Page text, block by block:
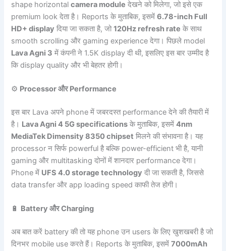
shape horizontalcamera module देखने को मिलेगा, जो इसे एक
premium look देता है। Reports के मुताबिक, इसमें6.78-inch Full
HD+ display दिया जा सकता है, जो120Hz refresh rate के साथ
smooth scrolling और gaming experience देगा। पिछले model
Lava Agni 3 में कंपनी ने 1.5K display दी थी, इसलिए इस बार उम्मीद है
कि display quality और भी बेहतर होगी।
⚙️ Processor और Performance
इस बार Lava अपने phone में जबरदस्त performance देने की तैयारी में
है। Lava Agni 4 5G specifications के मुताबिक, इसमें4nm
MediaTek Dimensity 8350 chipset मिलने की संभावना है। यह
processor न सिर्फ powerful है बल्कि power-efficient भी है, यानी
gaming और multitasking दोनों में शानदार performance देगा।
Phone में UFS 4.0 storage technology दी जा सकती है, जिससे
data transfer और app loading speed काफी तेज होगी।
🔋 Battery और Charging
अब बात करें battery की तो यह phone उन users के लिए खुशखबरी है जो
दिनभर mobile use करते हैं। Reports के मुताबिक, इसमें7000mAh